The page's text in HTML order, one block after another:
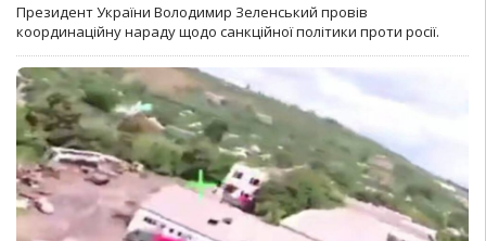
Президент України Володимир Зеленський провів
координаційну нараду щодо санкційної політики проти росії.